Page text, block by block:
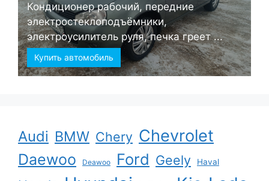
Кондиционер рабочий, передние
электростеклоподъёмники,
электроусилитель руля, печка греет ...
Купить автомобиль
Audi BMW Chery Chevrolet
Daewoo Deawoo Ford Geely Haval